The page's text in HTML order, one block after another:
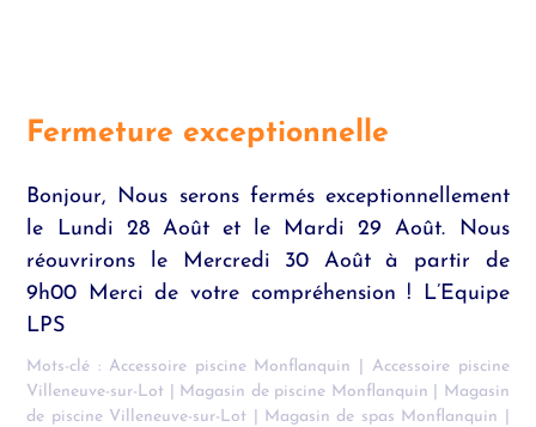
Fermeture exceptionnelle
Bonjour, Nous serons fermés exceptionnellement
le Lundi 28 Août et le Mardi 29 Août. Nous
réouvrirons le Mercredi 30 Août à partir de
9h00 Merci de votre compréhension ! L’Equipe
LPS
Mots-clé : Accessoire piscine Monflanquin
Accessoire piscine
Villeneuve-sur-Lot
Magasin de piscine Monflanquin
Magasin
de piscine Villeneuve-sur-Lot
Magasin de spas Monflanquin